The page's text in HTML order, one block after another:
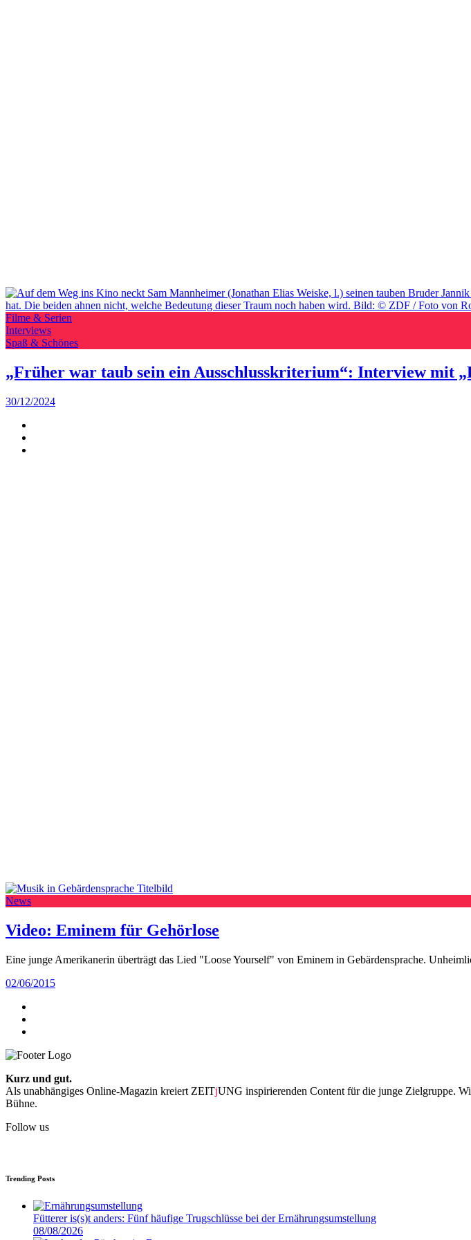
Filme & Serien
Interviews
Spaß & Schönes
„Früher war taub sein ein Ausschlusskriterium“: Interview mit
30/12/2024
News
Video: Eminem für Gehörlose
Eine junge Amerikanerin überträgt das Lied "Loose Yourself" von Eminem in Gebärdensprache.
02/06/2015
Kurz und gut.
Als unabhängiges Online-Magazin kreiert ZEITjUNG inspirierenden Content für die junge Zielgruppe.
Bühne.
Follow us
Trending Posts
Fütterer is(s)t anders: Fünf häufige Trugschlüsse bei der Ernährungsumstellung
08/08/2026